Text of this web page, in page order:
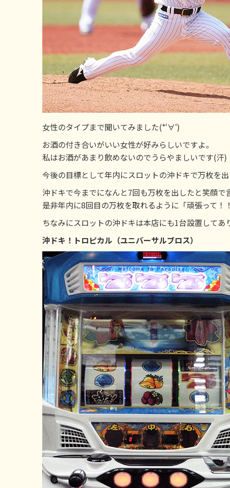
女性のタイプまで聞いてみました(*‘∀‘)
お酒の付き合いがいい女性が好みらしいですよ。
私はお酒があまり飲めないのでうらやましいです(汗)
今後の目標として年内にスロットの沖ドキで万枚を出
沖ドキで今までになんと7回も万枚を出したと笑顔で
是非年内に8回目の万枚を取れるように「頑張って！
ちなみにスロットの沖ドキは本店にも1台設置してあ
沖ドキ！トロピカル（ユニバーサルブロス）